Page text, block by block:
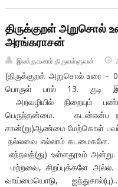
திருக்குறள் அறுசொல்
அரங்கராசன்
இலக்குவனார் திருவள்ளுவன்
(திருக்குறள் அறுசொல் உரை –
பொருள் பால் 13.
அறவழியில்
பெருந்தன்மை. கடன்என்ப
சான்(று)ஆண்மை மேற்கொள்
நல்லவை எல்லாம் கடமைகளே.
எந்நலத்(து) உள்ளதூஉம்
மற்றவை, சிறப்புக்களே
வாய்மையொடு,